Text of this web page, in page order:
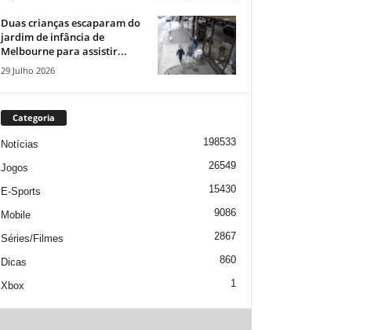
Duas crianças escaparam do
jardim de infância de
Melbourne para assistir...
29 Julho 2026
Categoria
Notícias 198533
Jogos 26549
E-Sports 15430
Mobile 9086
Séries/Filmes 2867
Dicas 860
Xbox 1